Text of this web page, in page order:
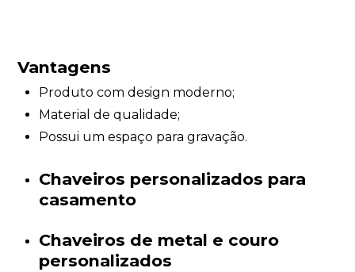
Vantagens
Produto com design moderno;
Material de qualidade;
Possui um espaço para gravação.
Chaveiros personalizados para
casamento
Chaveiros de metal e couro
personalizados